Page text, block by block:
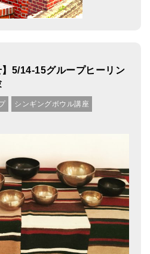
】5/14-15グループヒーリン
シンギングボウル講座